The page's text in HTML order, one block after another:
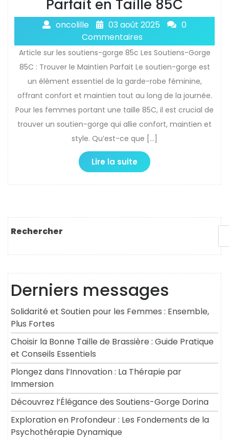
Parfait en Taille 85C
oncolille 03 août 2025
0
Commentaires
Article sur les soutiens-gorge 85c Les Soutiens-Gorge
85C : Trouver le Maintien Parfait Le soutien-gorge est
un élément essentiel de la garde-robe féminine,
offrant confort et maintien tout au long de la journée.
Pour les femmes portant une taille 85C, il est crucial de
trouver un soutien-gorge qui allie confort, maintien et
style. Qu’est-ce que […]
Lire la suite
Rechercher
Derniers messages
Solidarité et Soutien pour les Femmes : Ensemble,
Plus Fortes
Choisir la Bonne Taille de Brassière : Guide Pratique
et Conseils Essentiels
Plongez dans l’Innovation : La Thérapie par
Immersion
Découvrez l’Élégance des Soutiens-Gorge Dorina
Exploration en Profondeur : Les Fondements de la
Psychothérapie Dynamique